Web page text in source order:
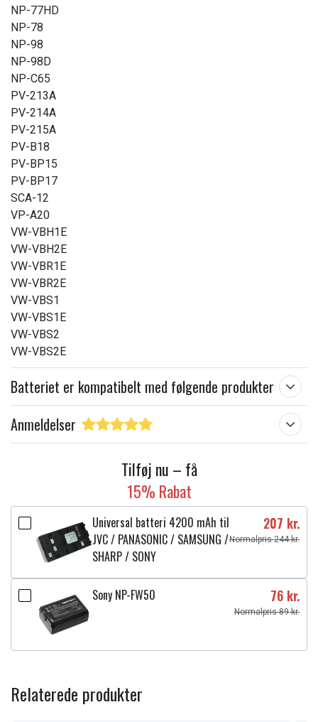
NP-77HD
NP-78
NP-98
NP-98D
NP-C65
PV-213A
PV-214A
PV-215A
PV-B18
PV-BP15
PV-BP17
SCA-12
VP-A20
VW-VBH1E
VW-VBH2E
VW-VBR1E
VW-VBR2E
VW-VBS1
VW-VBS1E
VW-VBS2
VW-VBS2E
Batteriet er kompatibelt med følgende produkter
Anmeldelser
Tilføj nu – få
15% Rabat
Universal batteri 4200 mAh til
JVC / PANASONIC / SAMSUNG /
SHARP / SONY
207 kr.
Normalpris 244 kr.
Sony NP-FW50 76 kr.
Normalpris 89 kr.
Relaterede produkter